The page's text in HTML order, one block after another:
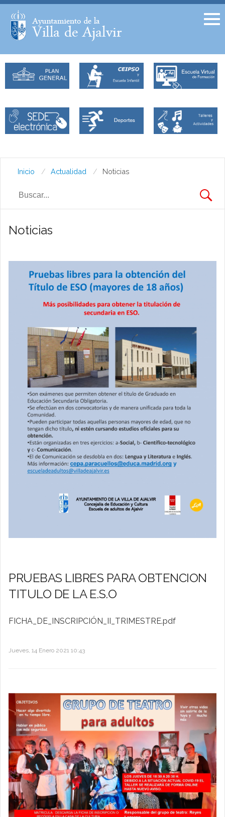
Facebook
Inicio Actualidad Noticias
Noticias
PRUEBAS LIBRES PARA OBTENCION
TITULO DE LA E.S.O
FICHA_DE_INSCRIPCIÓN_II_TRIMESTRE.pdf
Jueves, 14 Enero 2021 10:43